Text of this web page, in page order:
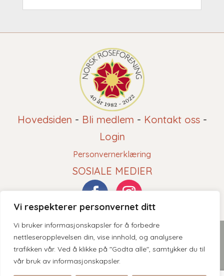
Vi respekterer personvernet ditt
Vi bruker informasjonskapsler for å forbedre
nettleseropplevelsen din, vise innhold, og analysere
trafikken vår. Ved å klikke på "Godta alle", samtykker du til
vår bruk av informasjonskapsler.
Hovedsiden - Bli medlem - Kontakt oss-
Login
Personvernerklæring
SOSIALE MEDIER
2026 © Norsk Roseforening - Innholdet er beskyttet av
åndsverksloven. Kopiering er derav ikke tillatt uten skriftlig